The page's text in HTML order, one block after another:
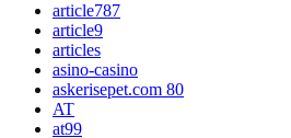
article787
article9
articles
asino-casino
askerisepet.com 80
AT
at99